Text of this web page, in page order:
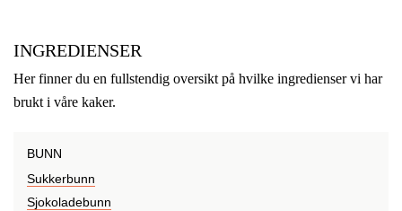
INGREDIENSER
Her finner du en fullstendig oversikt på hvilke ingredienser vi har
brukt i våre kaker.
BUNN
Sukkerbunn
Sjokoladebunn